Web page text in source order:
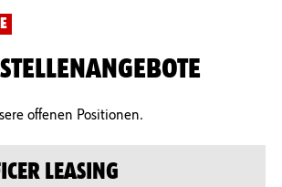
offenen Positionen.
LEASING